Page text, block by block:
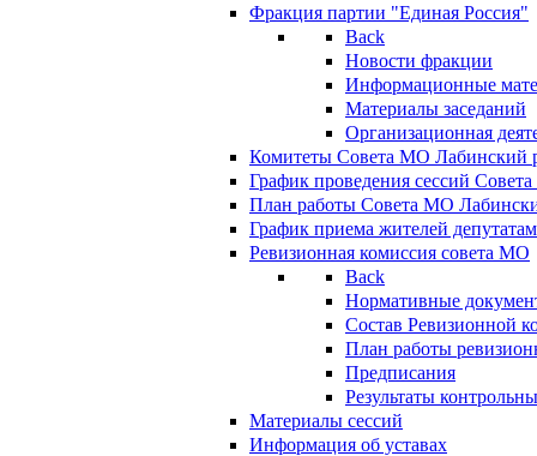
Фракция партии "Единая Россия"
Back
Новости фракции
Информационные
Материалы заседаний
Организационная
Комитеты Совета МО Лабинский
График проведения сессий
План работы Совета МО
График приема жителей
Ревизионная комиссия совета МО
Back
Нормативные
Состав Ревизионной
План работы
Предписания
Результаты
Материалы сессий
Информация об уставах